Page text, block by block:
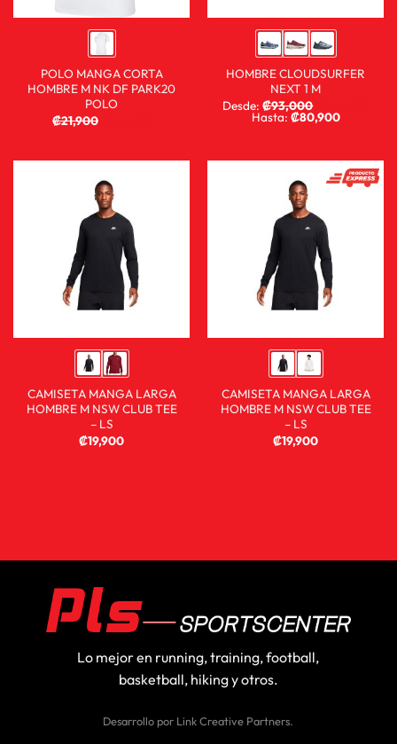
POLO MANGA CORTA
HOMBRE M NK DF PARK20
POLO
₡21,900
HOMBRE CLOUDSURFER
NEXT 1 M
Desde:₡93,000
Hasta:₡80,900
CAMISETA MANGA LARGA
HOMBRE M NSW CLUB TEE
– LS
₡19,900
CAMISETA MANGA LARGA
HOMBRE M NSW CLUB TEE
– LS
₡19,900
Lo mejor en running, training, football,
basketball, hiking y otros.
Desarrollo por Link Creative Partners.